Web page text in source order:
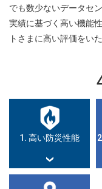
でも数少ないデータセ
実績に基づく高い機能
トさまに高い評価をい
1. 高い防災性能